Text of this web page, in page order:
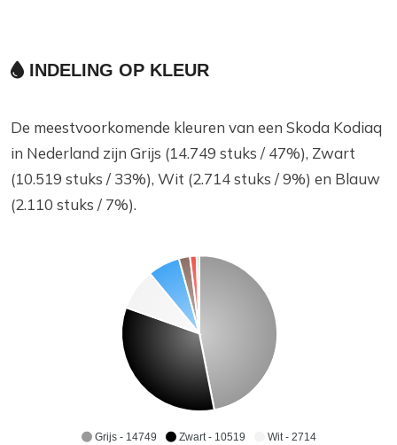
INDELING OP KLEUR
De meestvoorkomende kleuren van een Skoda Kodiaq
in Nederland zijn Grijs (14.749 stuks / 47%), Zwart
(10.519 stuks / 33%), Wit (2.714 stuks / 9%) en Blauw
(2.110 stuks / 7%).
Grijs - 14749 Zwart - 10519 Wit - 2714